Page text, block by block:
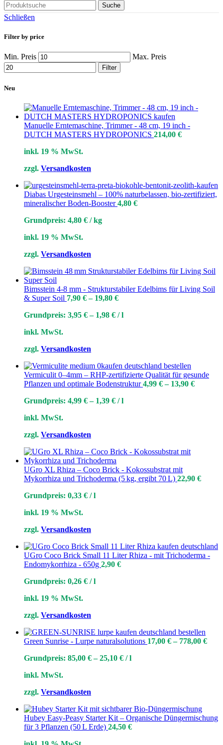
Suche
Schließen
Filter by price
Min. Preis Max. Preis
Filter
Neu
Manuelle Erntemaschine, Trimmer - 48 cm, 19 inch -
DUTCH MASTERS HYDROPONICS 214,00 €
inkl. 19 % MwSt.
zzgl. Versandkosten
Diabas Urgesteinsmehl – 100% naturbelassen, bio-zertifiziert,
mineralischer Boden-Booster4,80 €
Grundpreis: 4,80 € /kg
inkl. 19 % MwSt.
zzgl. Versandkosten
Bimsstein 4-8 mm - Strukturstabiler Edelbims für Living Soil
& Super Soil 7,90 €– 19,80 €
Grundpreis: 3,95 €– 1,98 € /l
inkl. MwSt.
zzgl. Versandkosten
Vermiculit 0–4mm – RHP-zertifizierte Qualität für gesunde
Pflanzen und optimale Bodenstruktur4,99 €– 13,90 €
Grundpreis: 4,99 €– 1,39 € /l
inkl. MwSt.
zzgl. Versandkosten
UGro XL Rhiza – Coco Brick - Kokossubstrat mit
Mykorrhiza und Trichoderma (5 kg, ergibt 70 L) 22,90 €
Grundpreis: 0,33 € /l
inkl. 19 % MwSt.
zzgl. Versandkosten
UGro Coco Brick Small 11 Liter Rhiza - mit Trichoderma -
Endomykorrhiza - 650g 2,90 €
Grundpreis: 0,26 € /l
inkl. 19 % MwSt.
zzgl. Versandkosten
Green Sunrise - Lurpe naturalsolutions 17,00 €– 778,00 €
Grundpreis: 85,00 €–25,10 € /l
inkl. MwSt.
zzgl. Versandkosten
Hubey Easy‑Peasy Starter Kit – Organische Düngermischung
für 3 Pflanzen (50 L Erde) 24,50 €